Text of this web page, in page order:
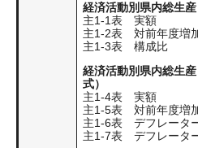
経済活動別県内総生産
主1-1表 実額
主1-2表 対前年度増
主1-3表 構成比​
経済活動別県内総生
式）
主1-4表 実額
主1-5表 対前年度増
主1-6表 デフレータ
主1-7表 デフレータ